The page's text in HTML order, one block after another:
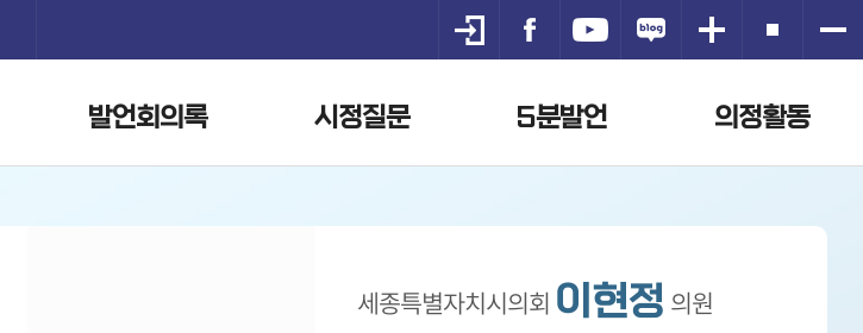
발언회의록 시정질문 5분발언 의정활동
세종특별자치시의회 이현정 의원